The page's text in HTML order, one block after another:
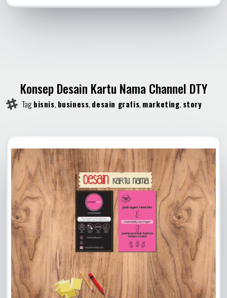
Konsep Desain Kartu Nama Channel DTY
Tagbisnis, business, desain grafis, marketing, story